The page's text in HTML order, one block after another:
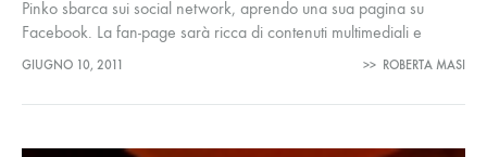
Pinko sbarca sui social network, aprendo una sua pagina su
Facebook. La fan-page sarà ricca di contenuti multimediali e
conterrà notizie, immagini e video che gli utenti potranno
GIUGNO 10, 2011 >> ROBERTA MASI